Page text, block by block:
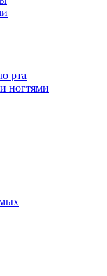
рта
ногтями